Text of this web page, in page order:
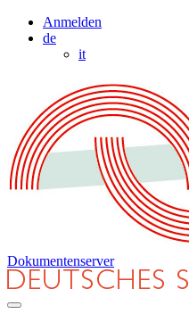
Anmelden
de
it
Dokumentenserver